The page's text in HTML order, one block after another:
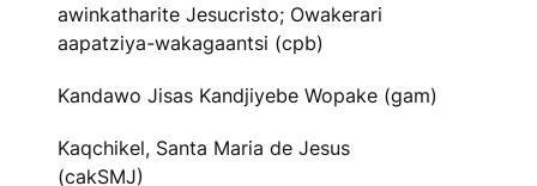
awinkatharite Jesucristo; Owakerari
aapatziya-wakagaantsi (cpb)
Kandawo Jisas Kandjiyebe Wopake (gam)
Kaqchikel, Santa Maria de Jesus
(cakSMJ)